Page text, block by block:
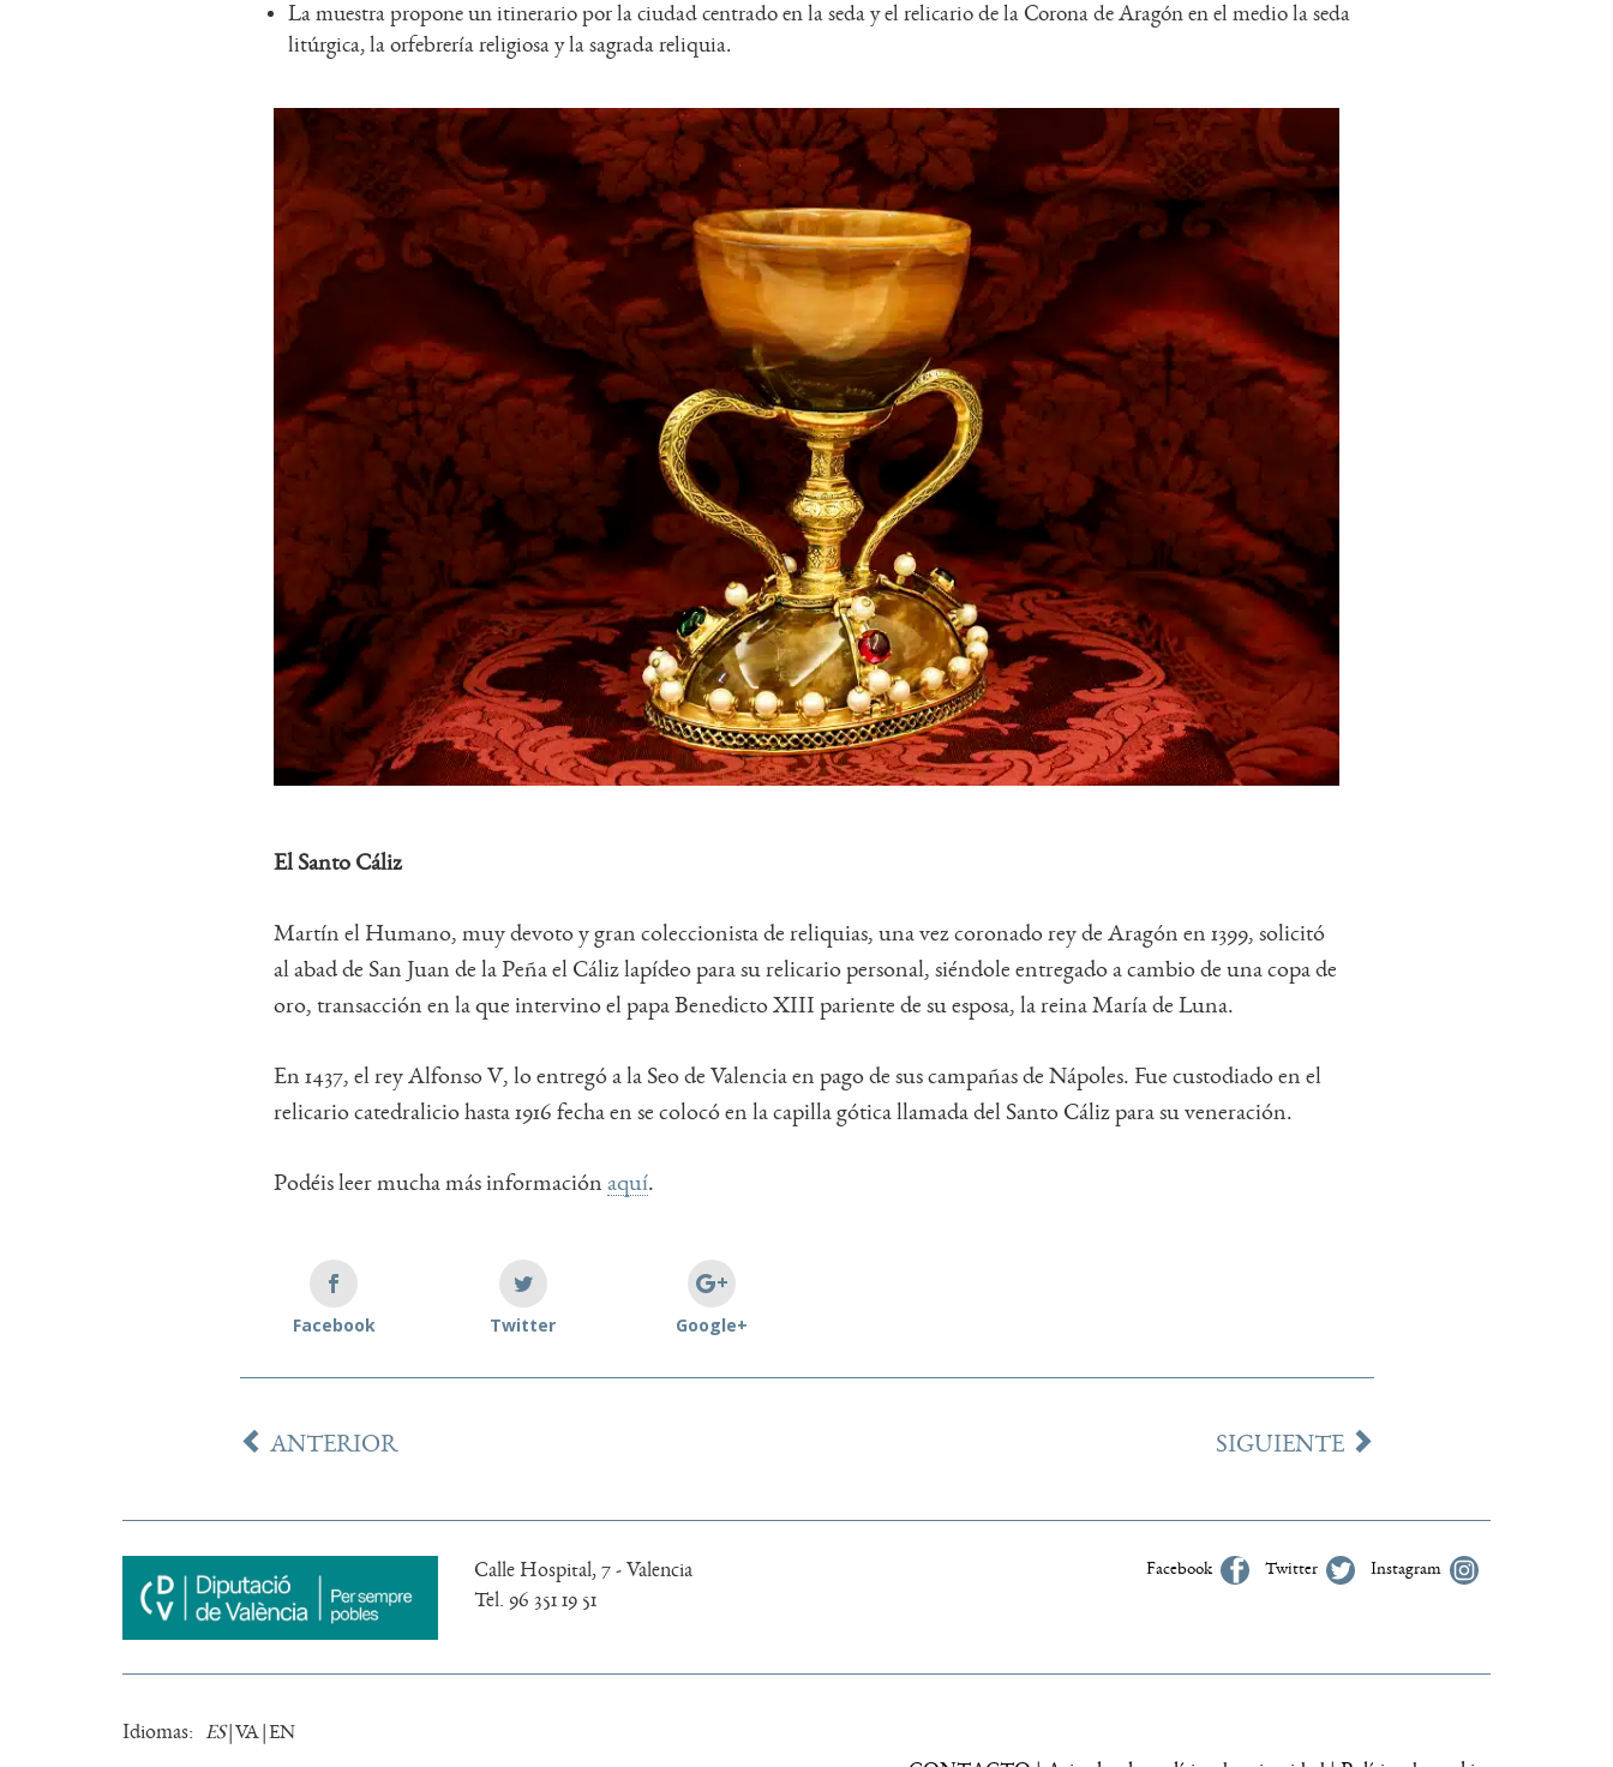
La muestra propone un itinerario por la ciudad centrado en la seda y el relicario de la Corona de Aragón en el medio la seda
litúrgica, la orfebrería religiosa y la sagrada reliquia.
El Santo Cáliz
Martín el Humano, muy devoto y gran coleccionista de reliquias, una vez coronado rey de Aragón en 1399, solicitó
al abad de San Juan de la Peña el Cáliz lapídeo para su relicario personal, siéndole entregado a cambio de una copa de
oro, transacción en la que intervino el papa Benedicto XIII pariente de su esposa, la reina María de Luna.
En 1437, el rey Alfonso V, lo entregó a la Seo de Valencia en pago de sus campañas de Nápoles. Fue custodiado en el
relicario catedralicio hasta 1916 fecha en se colocó en la capilla gótica llamada del Santo Cáliz para su veneración.
Podéis leer mucha más información aquí.
Facebook Twitter Google+
ANTERIOR SIGUIENTE
Calle Hospital, 7 - Valencia
Tel. 96 351 19 51
Facebook Twitter Instagram
Idiomas: ES VA EN